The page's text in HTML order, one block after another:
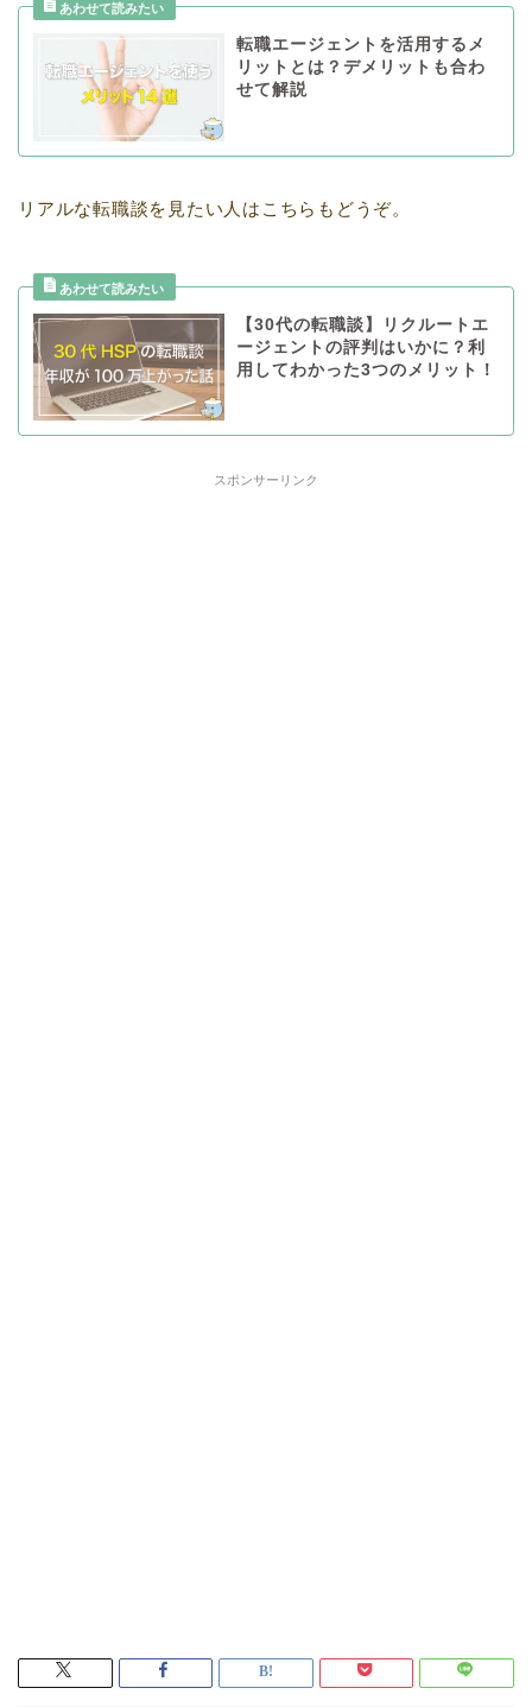
転職エージェントを活用するメ
リットとは？デメリットも合わ
せて解説
リアルな転職談を見たい人はこちらもどうぞ。
【30代の転職談】リクルートエ
ージェントの評判はいかに？利
用してわかった3つのメリット！
スポンサーリンク